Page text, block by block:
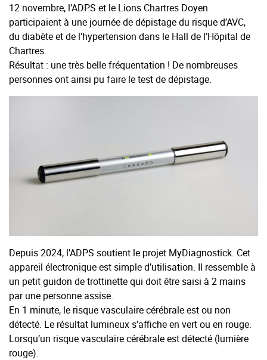
12 novembre, l’ADPS et le Lions Chartres Doyen
participaient à une journée de dépistage du risque d’AVC,
du diabète et de l’hypertension dans le Hall de l’Hôpital de
Chartres.
Résultat : une très belle fréquentation ! De nombreuses
personnes ont ainsi pu faire le test de dépistage.
Depuis 2024, l’ADPS soutient le projet MyDiagnostick. Cet
appareil électronique est simple d’utilisation. Il ressemble à
un petit guidon de trottinette qui doit être saisi à 2 mains
par une personne assise.
En 1 minute, le risque vasculaire cérébrale est ou non
détecté. Le résultat lumineux s’affiche en vert ou en rouge.
Lorsqu’un risque vasculaire cérébrale est détecté (lumière
rouge).